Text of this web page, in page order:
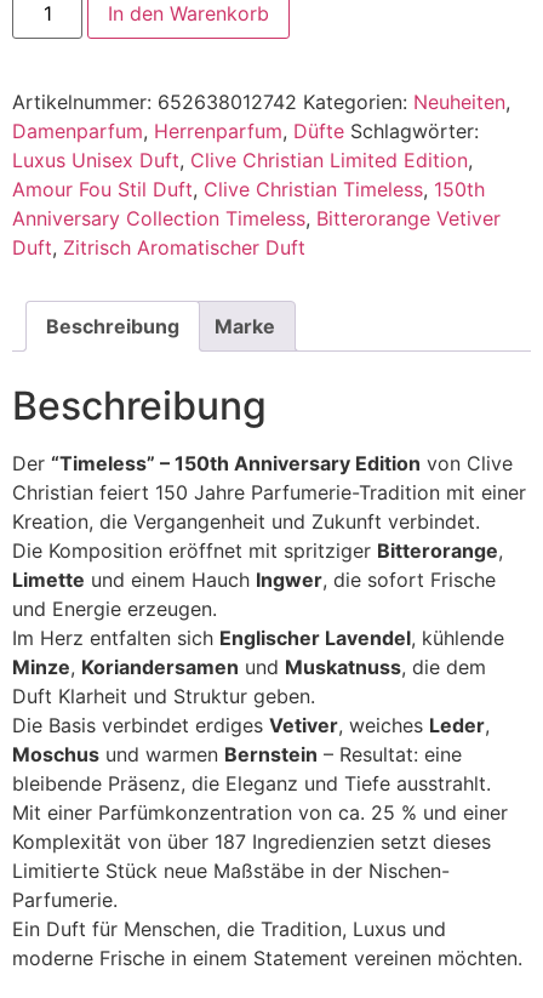
In den Warenkorb
Artikelnummer: 652638012742 Kategorien: Neuheiten,
Damenparfum, Herrenparfum, Düfte Schlagwörter:
Luxus Unisex Duft, Clive Christian Limited Edition,
Amour Fou Stil Duft, Clive Christian Timeless, 150th
Anniversary Collection Timeless, Bitterorange Vetiver
Duft, Zitrisch Aromatischer Duft
Beschreibung Marke
Beschreibung
Der “Timeless” – 150th Anniversary Edition von Clive
Christian feiert 150 Jahre Parfumerie-Tradition mit einer
Kreation, die Vergangenheit und Zukunft verbindet.
Die Komposition eröffnet mit spritziger Bitterorange,
Limette und einem Hauch Ingwer, die sofort Frische
und Energie erzeugen.
Im Herz entfalten sich Englischer Lavendel, kühlende
Minze, Koriandersamen und Muskatnuss, die dem
Duft Klarheit und Struktur geben.
Die Basis verbindet erdiges Vetiver, weiches Leder,
Moschus und warmen Bernstein – Resultat: eine
bleibende Präsenz, die Eleganz und Tiefe ausstrahlt.
Mit einer Parfümkonzentration von ca. 25 % und einer
Komplexität von über 187 Ingredienzien setzt dieses
Limitierte Stück neue Maßstäbe in der Nischen-
Parfumerie.
Ein Duft für Menschen, die Tradition, Luxus und
moderne Frische in einem Statement vereinen möchten.